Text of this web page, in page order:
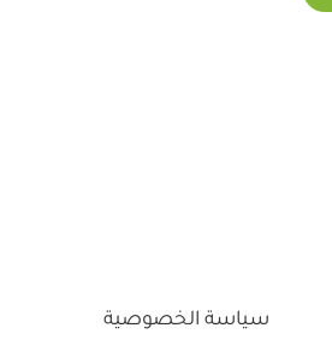
سياسة الخصوصية